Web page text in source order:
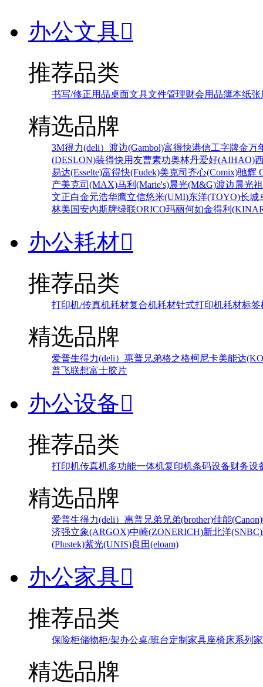
办公文具
推荐品类
书写/修正用品桌面文具文件管理财会用品簿本纸张
精选品牌
3M得力(deli） 渡边(Gambol)富得快港信工字牌金万
(DESLON)装得快用友曹素功奥林丹爱好(AIHAO)
易达(Esselte)富得快(Fudek)美克司 齐心(Comix)驰辉
产美克司(MAX)马利(Marie's)晨光(M&G)渡边 晨光
文正白金元浩华鹰立信悠米(UMI)东洋(TOYO)长城
林美国安內斯牌绿联ORICO玛丽何如金得利
办公耗材
推荐品类
打印机/传真机耗材复合机耗材针式打印机耗材标签
精选品牌
爱普生得力(deli） 惠普兄弟格之格柯尼卡美能达
普飞联想富士胶片
办公设备
推荐品类
打印机传真机多功能一体机复印机条码设备财务设
精选品牌
爱普生得力(deli） 惠普兄弟 兄弟(brother)佳能(Canon)
济强立象(ARGOX)中崎(ZONERICH)新北洋(SNBC)
(Plustek)紫光(UNIS)良田(eloam)
办公家具
推荐品类
保险柜储物柜/架办公桌/班台定制家具座椅床系列
精选品牌